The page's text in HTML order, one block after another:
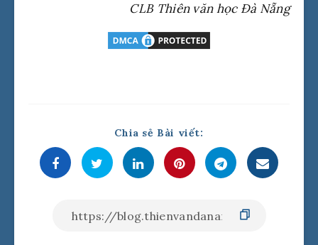
CLB Thiên văn học Đà Nẵng
Chia sẻ Bài viết: